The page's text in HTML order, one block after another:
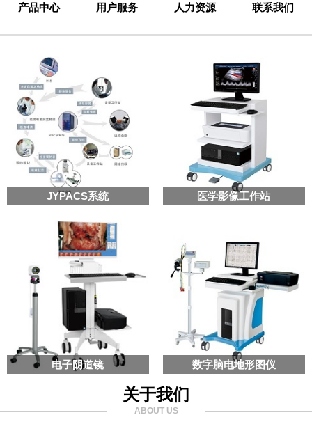
产品中心 用户服务 人力资源 联系我们
JYPACS系统 医学影像工作站
电子阴道镜 数字脑电地形图仪
关于我们
ABOUT US